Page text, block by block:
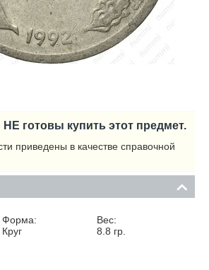
готовы купить этот предмет.
приведены в качестве справочной
Форма:
Круг
Вес:
8.8 гр.